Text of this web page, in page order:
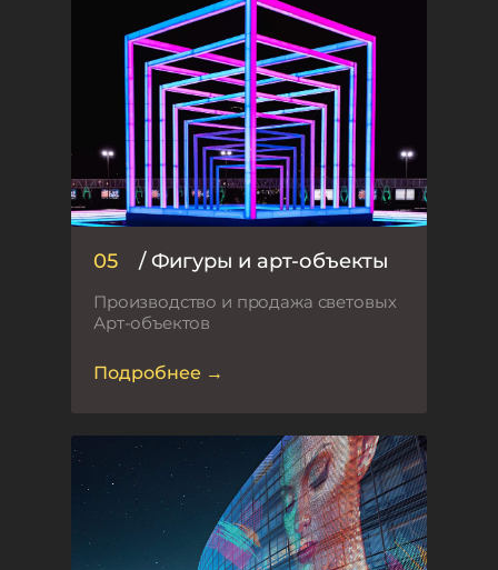
05/ Фигуры и арт-объекты
Производство и продажа световых
Арт-объектов
Подробнее →